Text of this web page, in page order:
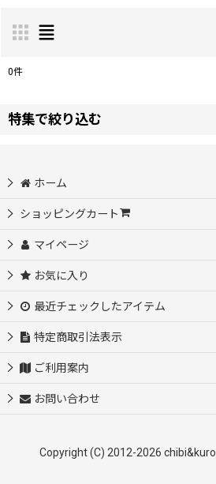
0件
特集で絞り込む
初めての方におすすめ♪サイズ選び不要
自分だけのオリジナルを作ってみよう♪
お名前シート【入園・入学・介護等】
【SALE】
【SALE】カッティングシート
ホーム
ショッピングカート
マイページ
お気に入り
最近チェックしたアイテム
特定商取引法表示
ご利用案内
お問い合わせ
Copyright (C) 2012-2026